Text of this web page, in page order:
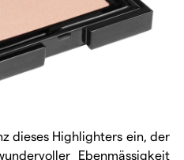
dieses Highlighters ein, der
Ebenmässigkeit